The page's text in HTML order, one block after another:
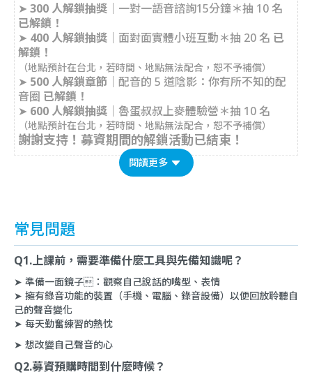
➤ 300 人解鎖抽獎 ｜一對一語音諮詢15分鐘＊抽 10 名
已解鎖！
➤ 400 人解鎖抽獎 ｜面對面實體小班互動＊抽 20 名 已
解鎖！
（地點預計在台北，若時間、地點無法配合，恕不予補償）
➤ 500 人解鎖章節 ｜配音的 5 道陰影：你有所不知的配
音圈 已解鎖！
➤ 600 人解鎖抽獎 ｜魯蛋叔叔上麥體驗營＊抽 10 名
（地點預計在台北，若時間、地點無法配合，恕不予補償）
謝謝支持！募資期間的解鎖活動已結束！
閱讀更多
常見問題
Q1.上課前，需要準備什麼工具與先備知識呢？
➤ 準備一面鏡子：觀察自己說話的嘴型、表情
➤ 擁有錄音功能的裝置（手機、電腦、錄音設備）以便回放聆聽自
己的聲音變化
➤ 每天勤奮練習的熱忱
➤ 想改變自己聲音的心
Q2.募資預購時間到什麼時候？